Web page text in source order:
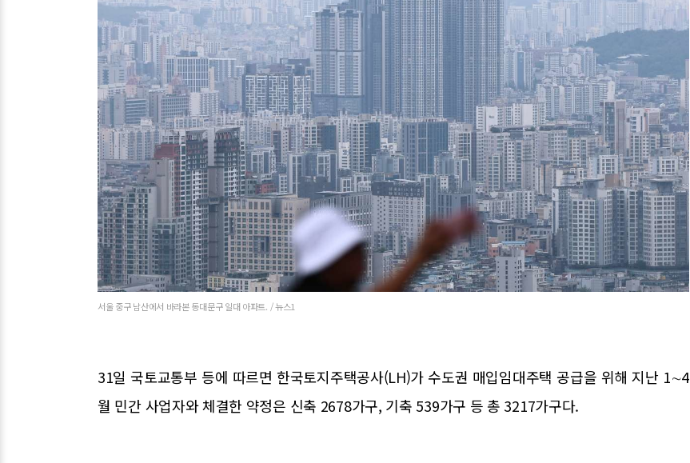
서울 중구 남산에서 바라본 동대문구 일대 아파트. / 뉴스1
31일 국토교통부 등에 따르면 한국토지주택공사(LH)가 수도권 매입임대주택 공급을 위해 지난 1∼4
월 민간 사업자와 체결한 약정은 신축 2678가구, 기축 539가구 등 총 3217가구다.